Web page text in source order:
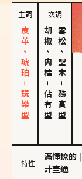
主調
皮革、琥珀－玩樂型
次調
胡椒、肉桂
－
佔有型
雪松、聖木
－
務實型
特性
滿懂撩的
計畫通